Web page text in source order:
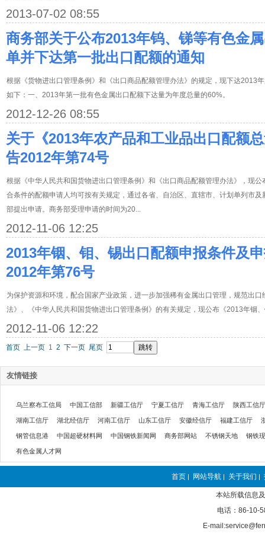
2013-07-02 08:55
商务部关于公布2013年钨、锑等有色金
单并下达第一批出口配额的通知
根据《货物进出口管理条例》和《出口商品配额管理办法》的规定，现下达2013
如下：一、2013年第一批有色金属出口配额下达量为年度总量的60%。
2012-12-26 08:55
关于《2013年农产品和工业品出口配额
告2012年第74号
根据《中华人民共和国货物进出口管理条例》和《出口商品配额管理办法》，现
合条件的配额申请人均可按有关规定，通过各省、自治区、直辖市、计划单列市
部提出申请。商务部受理申请的时间为20...
2012-11-06 12:25
2013年铟、钼、锡出口配额申报条件及
2012年第76号
为保护资源和环境，配合国家产业政策，进一步加强稀有金属出口管理，规范出
法》、《中华人民共和国货物进出口管理条例》的有关规定，现公布《2013年铟
2012-11-06 12:22
首页 上一页 1 2 下一页 尾页
友情链接
乌兰察布工信局 中国工信部 新疆工信厅 宁夏工信厅 青海工信厅 陕西工信厅
湖南工信厅 湖北经信厅 河南工信厅 山东工信厅 安徽经信厅 福建工信厅
钢管信息港 中国超硬材料网 中国钢铁新闻网 商务部网站 不锈钢天地 钢铁
有色金属人才网
首页 | 网站导航 | 关于我们 |
本站所载信息
电话：86-10-
E-